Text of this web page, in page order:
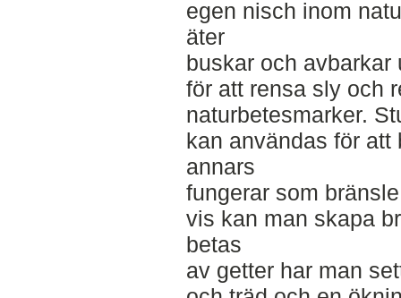
egen nisch inom
äter
buskar och avbarkar
för att rensa sly och
naturbetesmarker.
kan användas för
annars
fungerar som
vis kan man skapa
betas
av getter har man